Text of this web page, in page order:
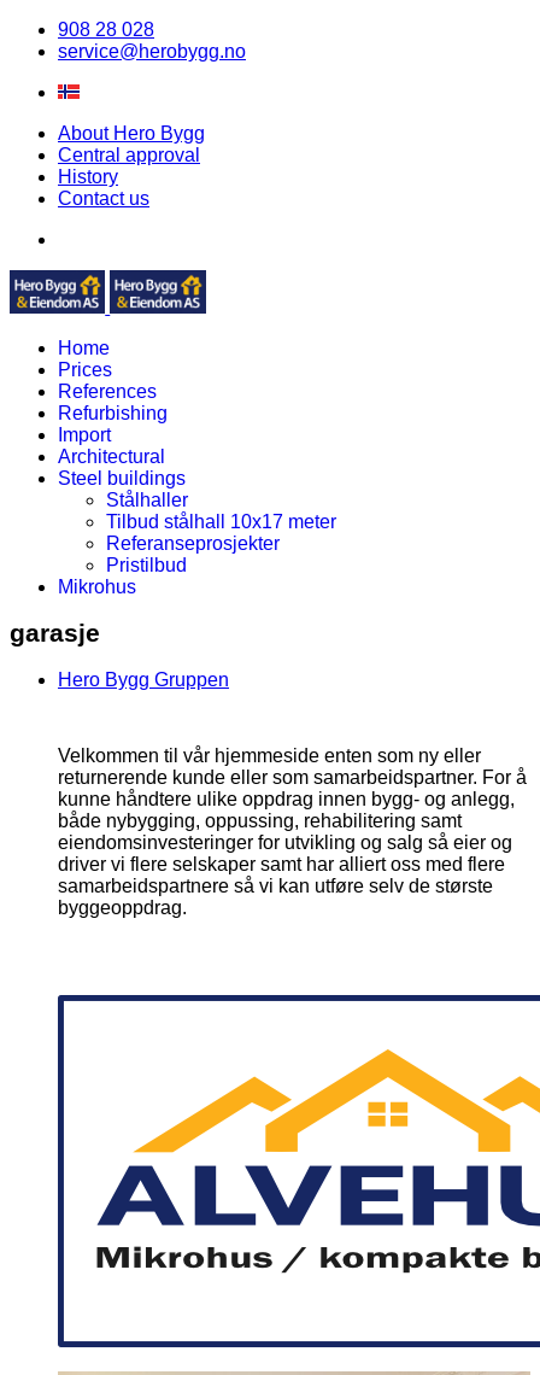
908 28 028
service@herobygg.no
About Hero Bygg
Central approval
History
Contact us
Home
Prices
References
Refurbishing
Import
Architectural
Steel buildings
Stålhaller
Tilbud stålhall 10x17 meter
Referanseprosjekter
Pristilbud
Mikrohus
garasje
Hero Bygg Gruppen
Velkommen til vår hjemmeside enten som ny eller
returnerende kunde eller som samarbeidspartner. For å
kunne håndtere ulike oppdrag innen bygg- og anlegg,
både nybygging, oppussing, rehabilitering samt
eiendomsinvesteringer for utvikling og salg så eier og
driver vi flere selskaper samt har alliert oss med flere
samarbeidspartnere så vi kan utføre selv de største
byggeoppdrag.